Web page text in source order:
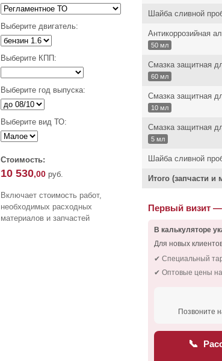
Выберите двигатель:
Выберите КПП:
Выберите год выпуска:
Выберите вид ТО:
Стоимость:
10 530,00 руб.
Включает стоимость работ,
необходимых расходных
материалов и запчастей
Шайба сливной
Антикоррозийная
50 мл
Смазка защитная
60 мл
Смазка защитная
10 мл
Смазка защитная
5 мл
Шайба сливной
Итого (запчасти и
Первый визит
В калькуляторе
Для новых
✔ Специальный
✔ Оптовые цены на
Позвоните
📞